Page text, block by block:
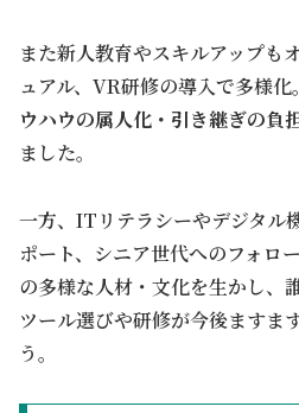
また新人教育やスキルアップも
ュアル、VR研修の導入で多様化。
ウハウの属人化・引き継ぎの負
ました。
一方、ITリテラシーやデジタル
ポート、シニア世代へのフォロ
の多様な人材・文化を生かし、
ツール選びや研修が今後ますま
う。